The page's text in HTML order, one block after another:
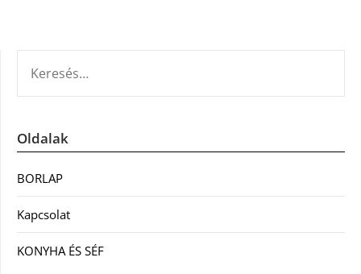
Oldalak
BORLAP
Kapcsolat
KONYHA ÉS SÉF